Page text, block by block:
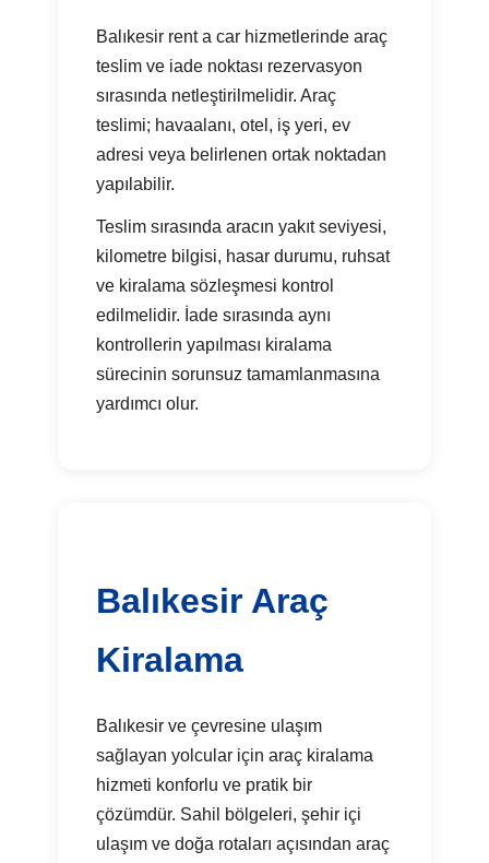
Balıkesir rent a car hizmetlerinde araç
teslim ve iade noktası rezervasyon
sırasında netleştirilmelidir. Araç
teslimi; havaalanı, otel, iş yeri, ev
adresi veya belirlenen ortak noktadan
yapılabilir.
Teslim sırasında aracın yakıt seviyesi,
kilometre bilgisi, hasar durumu, ruhsat
ve kiralama sözleşmesi kontrol
edilmelidir. İade sırasında aynı
kontrollerin yapılması kiralama
sürecinin sorunsuz tamamlanmasına
yardımcı olur.
Balıkesir Araç
Kiralama
Balıkesir ve çevresine ulaşım
sağlayan yolcular için araç kiralama
hizmeti konforlu ve pratik bir
çözümdür. Sahil bölgeleri, şehir içi
ulaşım ve doğa rotaları açısından araç